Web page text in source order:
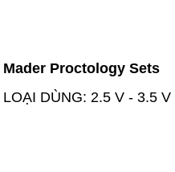
Mader Proctology Sets
LOẠI DÙNG: 2.5 V - 3.5